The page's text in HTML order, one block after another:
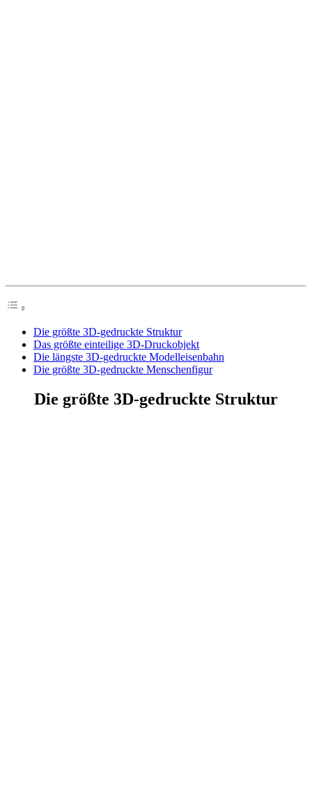
Die größte 3D-gedruckte Struktur
Das größte einteilige 3D-Druckobjekt
Die längste 3D-gedruckte Modelleisenbahn
Die größte 3D-gedruckte Menschenfigur
Die größte 3D-gedruckte Struktur